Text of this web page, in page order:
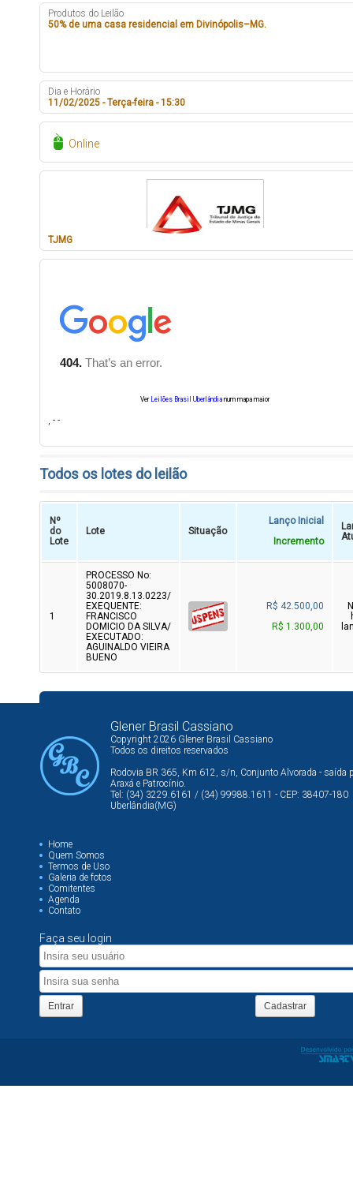
Produtos do Leilão
50% de uma casa residencial em Divinópolis–MG.
Dia e Horário
11/02/2025 - Terça-feira - 15:30
Online
TJMG
Ver Leilões Brasil Uberlândia num mapa maior
, - -
Todos os lotes do leilão
Nº
do
Lote
Lote Situação
Lanço Inicial
Incremento
1
PROCESSO No:
5008070-
30.2019.8.13.0223/
EXEQUENTE:
FRANCISCO
DOMICIO DA SILVA/
EXECUTADO:
AGUINALDO VIEIRA
BUENO
R$ 42.500,00
R$ 1.300,00
Glener Brasil Cassiano
Copyright 2026 Glener Brasil Cassiano
Todos os direitos reservados
Rodovia BR 365, Km 612, s/n, Conjunto Alvorada - saída
Araxá e Patrocínio.
Tel: (34) 3229.6161 / (34) 99988.1611 - CEP: 38407-180
Uberlândia(MG)
Home
Quem Somos
Termos de Uso
Galeria de fotos
Comitentes
Agenda
Contato
Faça seu login
Entrar Cadastrar